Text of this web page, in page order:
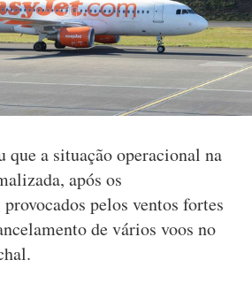
que a situação operacional na
após os
pelos ventos fortes
de vários voos no